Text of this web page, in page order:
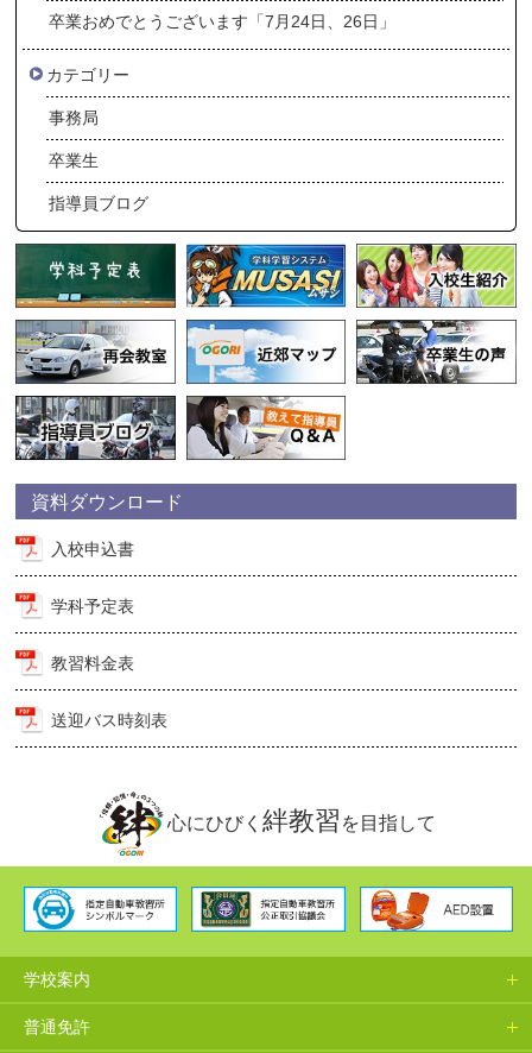
卒業おめでとうございます「7月24日、26日」
カテゴリー
事務局
卒業生
指導員ブログ
資料ダウンロード
入校申込書
学科予定表
教習料金表
送迎バス時刻表
心にひびく 絆教習 を目指して
学校案内
普通免許